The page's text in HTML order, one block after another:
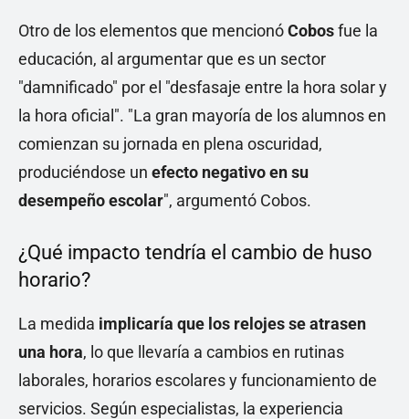
Otro de los elementos que mencionóCobosfue la
educación, al argumentar que es un sector
"damnificado" por el "desfasaje entre la hora solar y
la hora oficial". "La gran mayoría de los alumnos en
comienzan su jornada en plena oscuridad,
produciéndose un efecto negativo en su
desempeño escolar", argumentó Cobos.
¿Qué impacto tendría el cambio de huso
horario?
La medida implicaría que los relojes se atrasen
una hora, lo que llevaría a cambios en rutinas
laborales, horarios escolares y funcionamiento de
servicios. Según especialistas, la experiencia